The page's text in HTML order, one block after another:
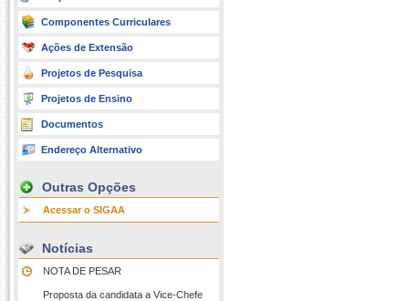
Componentes Curriculares
Ações de Extensão
Projetos de Pesquisa
Projetos de Ensino
Documentos
Endereço Alternativo
Outras Opções
Acessar o SIGAA
Notícias
NOTA DE PESAR
Proposta da candidata a Vice-Chefe